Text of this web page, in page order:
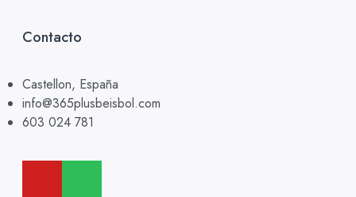
Contacto
Castellon, España
info@365plusbeisbol.com
603 024 781